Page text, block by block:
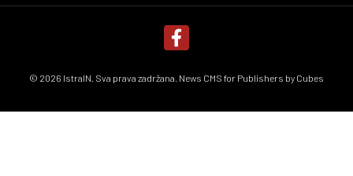
© 2026 IstraIN. Sva prava zadržana. News CMS for Publishers by Cubes